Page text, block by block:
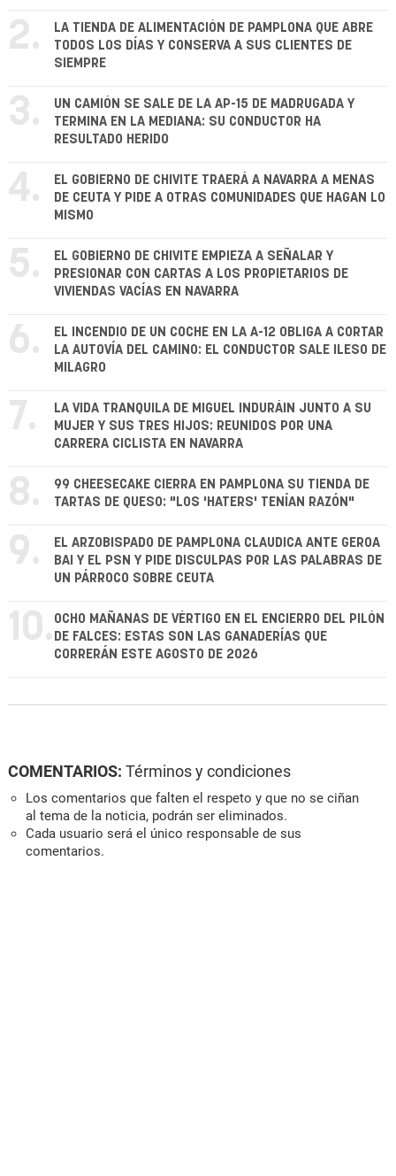
2.
LA TIENDA DE ALIMENTACIÓN DE PAMPLONA QUE ABRE
TODOS LOS DÍAS Y CONSERVA A SUS CLIENTES DE
SIEMPRE
3.
UN CAMIÓN SE SALE DE LA AP-15 DE MADRUGADA Y
TERMINA EN LA MEDIANA: SU CONDUCTOR HA
RESULTADO HERIDO
4.
EL GOBIERNO DE CHIVITE TRAERÁ A NAVARRA A MENAS
DE CEUTA Y PIDE A OTRAS COMUNIDADES QUE HAGAN LO
MISMO
5.
EL GOBIERNO DE CHIVITE EMPIEZA A SEÑALAR Y
PRESIONAR CON CARTAS A LOS PROPIETARIOS DE
VIVIENDAS VACÍAS EN NAVARRA
6.
EL INCENDIO DE UN COCHE EN LA A-12 OBLIGA A CORTAR
LA AUTOVÍA DEL CAMINO: EL CONDUCTOR SALE ILESO DE
MILAGRO
7.
LA VIDA TRANQUILA DE MIGUEL INDURÁIN JUNTO A SU
MUJER Y SUS TRES HIJOS: REUNIDOS POR UNA
CARRERA CICLISTA EN NAVARRA
8.
99 CHEESECAKE CIERRA EN PAMPLONA SU TIENDA DE
TARTAS DE QUESO: "LOS 'HATERS' TENÍAN RAZÓN"
9.
EL ARZOBISPADO DE PAMPLONA CLAUDICA ANTE GEROA
BAI Y EL PSN Y PIDE DISCULPAS POR LAS PALABRAS DE
UN PÁRROCO SOBRE CEUTA
10. OCHO MAÑANAS DE VÉRTIGO EN EL ENCIERRO DEL PILÓN
DE FALCES: ESTAS SON LAS GANADERÍAS QUE
CORRERÁN ESTE AGOSTO DE 2026
COMENTARIOS: Términos y condiciones
Los comentarios que falten el respeto y que no se ciñan
al tema de la noticia, podrán ser eliminados.
Cada usuario será el único responsable de sus
comentarios.